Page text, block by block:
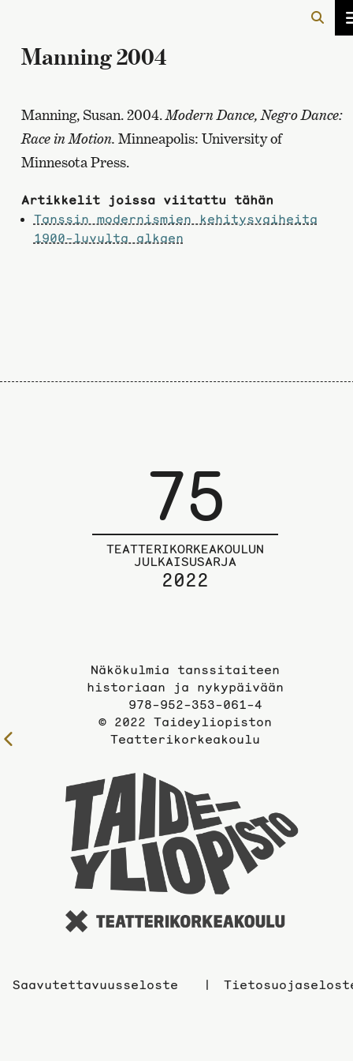
Manning 2004
Manning, Susan. 2004.Modern Dance, Negro Dance:
Race in Motion. Minneapolis: University of
Minnesota Press.
Artikkelit joissa viitattu tähän
Tanssin modernismien kehitysvaiheita
1900-luvulta alkaen
75
TEATTERIKORKEAKOULUN
JULKAISUSARJA
2022
Näkökulmia tanssitaiteen
historiaan ja nykypäivään
978-952-353-061-4
© 2022 Taideyliopiston
Teatterikorkeakoulu
Saavutettavuusseloste